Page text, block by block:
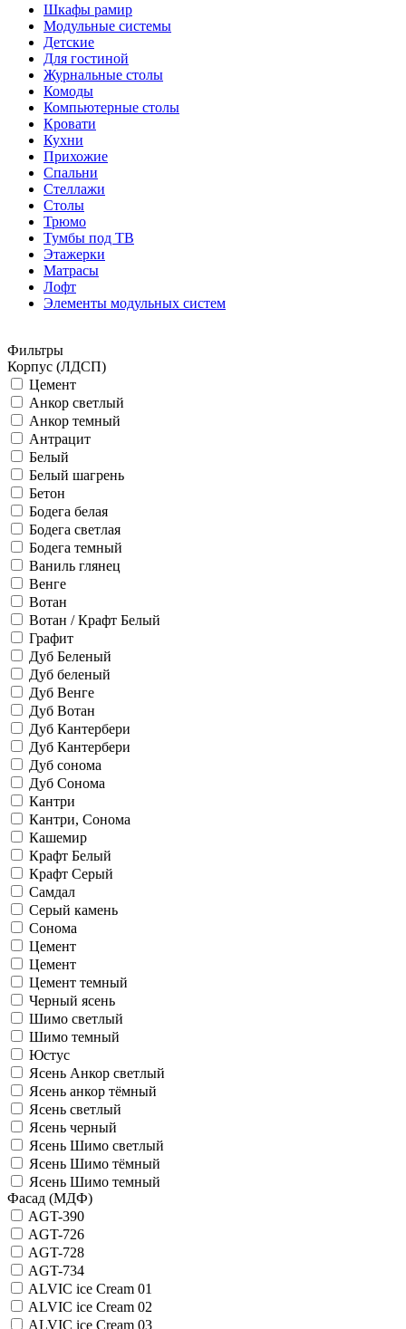
Шкафы рамир
Модульные системы
Детские
Для гостиной
Журнальные столы
Комоды
Компьютерные столы
Кровати
Кухни
Прихожие
Спальни
Стеллажи
Столы
Трюмо
Тумбы под ТВ
Этажерки
Матрасы
Лофт
Элементы модульных систем
Фильтры
Корпус (ЛДСП)
Цемент
Анкор светлый
Анкор темный
Антрацит
Белый
Белый шагрень
Бетон
Бодега белая
Бодега светлая
Бодега темный
Ваниль глянец
Венге
Вотан
Вотан / Крафт Белый
Графит
Дуб Беленый
Дуб беленый
Дуб Венге
Дуб Вотан
Дуб Кантербери
Дуб Кантербери
Дуб сонома
Дуб Сонома
Кантри
Кантри, Сонома
Кашемир
Крафт Белый
Крафт Серый
Самдал
Серый камень
Сонома
Цемент
Цемент
Цемент темный
Черный ясень
Шимо светлый
Шимо темный
Юстус
Ясень Анкор светлый
Ясень анкор тёмный
Ясень светлый
Ясень черный
Ясень Шимо светлый
Ясень Шимо тёмный
Ясень Шимо темный
Фасад (МДФ)
AGT-390
AGT-726
AGT-728
AGT-734
ALVIC iсе Cream 01
ALVIC iсе Cream 02
ALVIC iсе Cream 03